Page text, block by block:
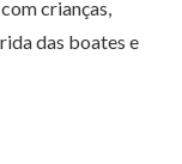
crianças,
das boates e